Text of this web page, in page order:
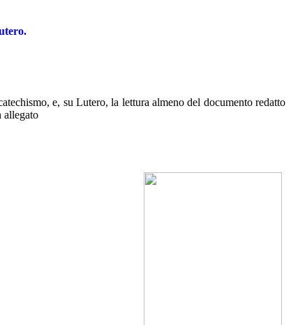
e, su Lutero, la lettura almeno del documento redatto
allegato